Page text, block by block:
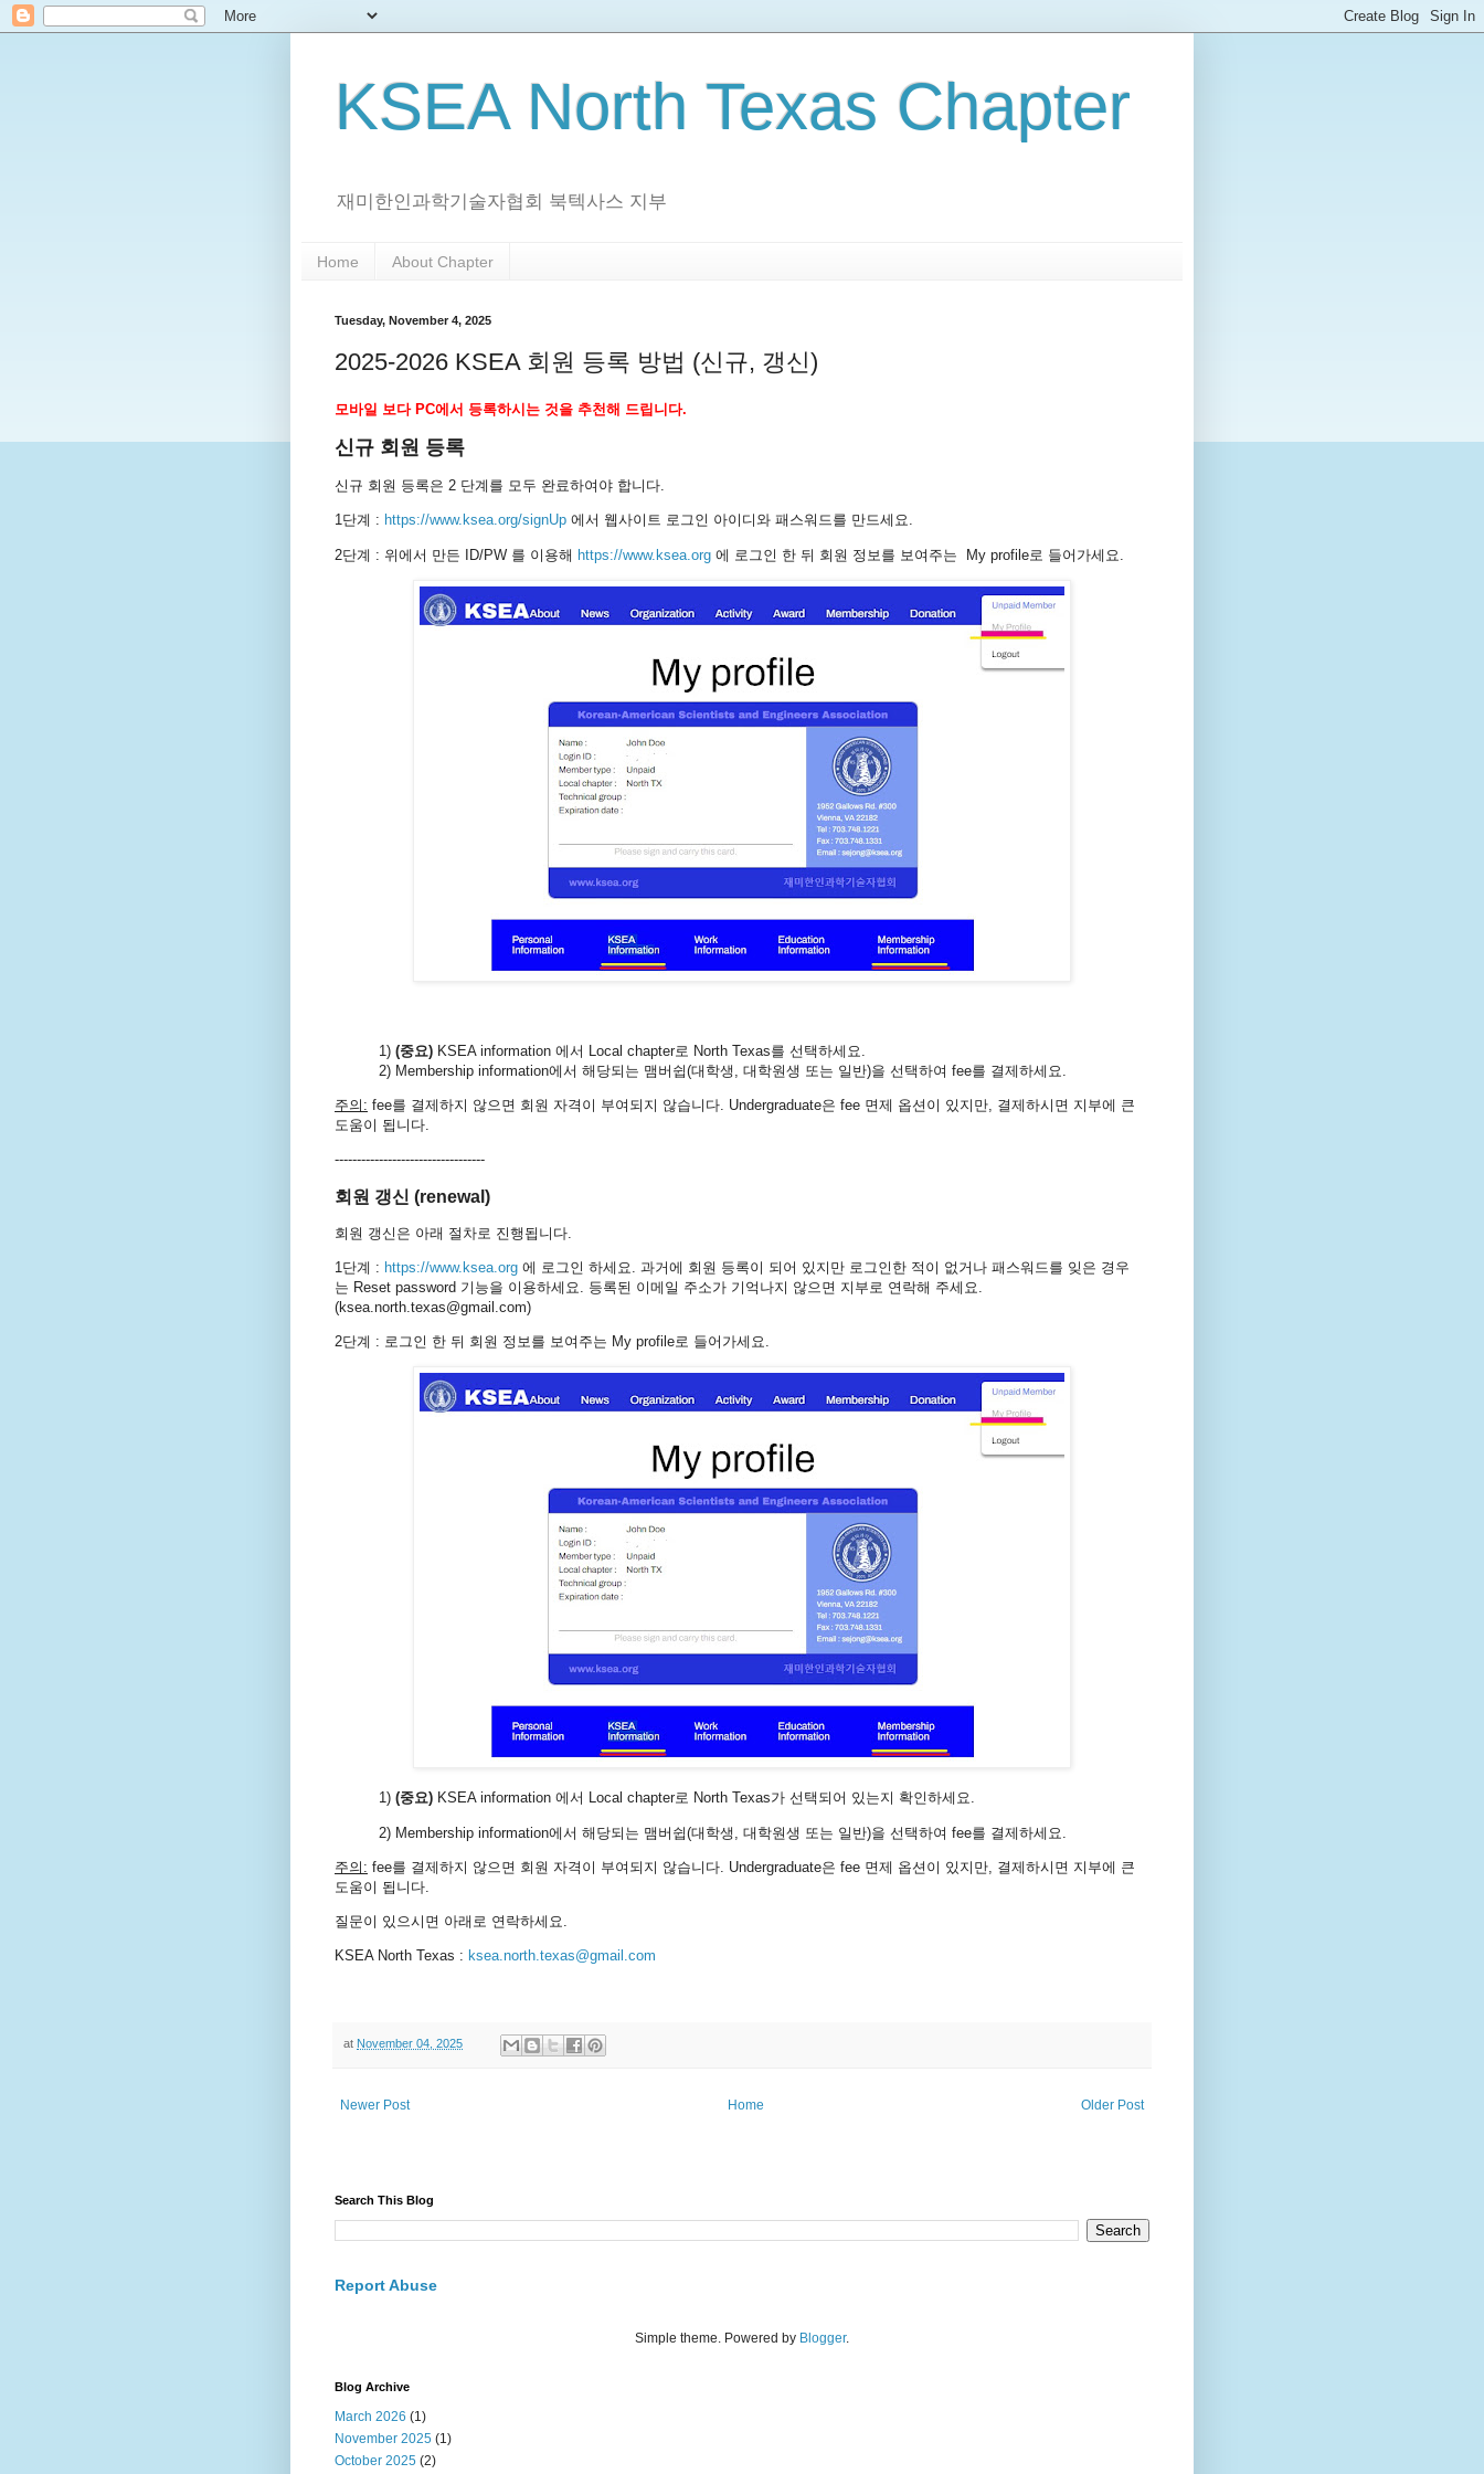
KSEA North Texas Chapter
재미한인과학기술자협회 북텍사스 지부
Home About Chapter
Tuesday, November 4, 2025
2025-2026 KSEA 회원 등록 방법 (신규, 갱신)
모바일 보다 PC에서 등록하시는 것을 추천해 드립니다.
신규 회원 등록
신규 회원 등록은 2 단계를 모두 완료하여야 합니다.
1단계 : https://www.ksea.org/signUp 에서 웹사이트 로그인 아이디와 패스워드를 만드세요.
2단계 : 위에서 만든 ID/PW 를 이용해 https://www.ksea.org 에 로그인 한 뒤 회원 정보를 보여주는 My profile로 들어가세요.
1) (중요) KSEA information 에서 Local chapter로 North Texas를 선택하세요.
2) Membership information에서 해당되는 맴버쉽(대학생, 대학원생 또는 일반)을 선택하여 fee를 결제하세요.
주의: fee를 결제하지 않으면 회원 자격이 부여되지 않습니다. Undergraduate은 fee 면제 옵션이 있지만, 결제하시면 지부에 큰
도움이 됩니다.
----------------------------------
회원 갱신 (renewal)
회원 갱신은 아래 절차로 진행됩니다.
1단계 : https://www.ksea.org 에 로그인 하세요. 과거에 회원 등록이 되어 있지만 로그인한 적이 없거나 패스워드를 잊은 경우
는 Reset password 기능을 이용하세요
. 등록된 이메일 주소가 기억나지 않으면 지부로 연락해 주세요.
(ksea.north.texas@gmail.com)
2단계 : 로그인 한 뒤 회원 정보를 보여주는 My profile로 들어가세요.
1) (중요) KSEA information 에서 Local chapter로 North Texas가 선택되어 있는지 확인하세요.
2) Membership information에서 해당되는 맴버쉽(대학생, 대학원생 또는 일반)을 선택하여 fee를 결제하세요.
주의: fee를 결제하지 않으면 회원 자격이 부여되지 않습니다. Undergraduate은 fee 면제 옵션이 있지만, 결제하시면 지부에 큰
도움이 됩니다.
질문이 있으시면 아래로 연락하세요.
KSEA North Texas : ksea.north.texas@gmail.com
at November 04, 2025
Newer Post Older Post
Home
Search This Blog
Report Abuse
Simple theme. Powered by Blogger.
Blog Archive
March 2026 (1)
November 2025 (1)
October 2025 (2)